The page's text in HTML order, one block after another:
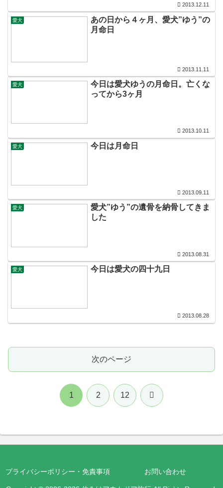
2013.12.11
愛犬
あの日から４ヶ月、愛犬”ゆう”の
月命日
2013.11.11
愛犬
今日は愛犬ゆうの月命日。亡くな
ってから3ヶ月
2013.10.11
愛犬 今日は月命日
2013.09.11
愛犬
愛犬”ゆう”の遺骨を納骨してきま
した
2013.08.31
愛犬 今日は愛犬の四十九日
2013.08.28
次のページ
1 2 12 次
プライバシーポリシー・免責事項 お問い合わせ